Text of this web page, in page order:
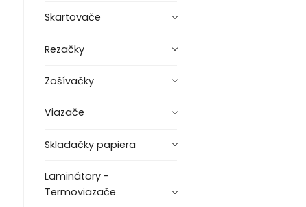
Skartovače
Rezačky
Zošívačky
Viazače
Skladačky papiera
Laminátory -
Termoviazače